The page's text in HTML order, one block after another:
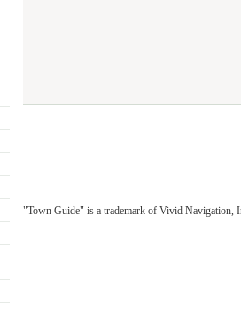
"Town Guide" is a trademark of Vivid Navigation,